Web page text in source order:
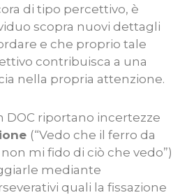
di tipo percettivo, è
scopra nuovi dettagli
e che proprio tale
contribuisca a una
nella propria attenzione.
DOC riportano incertezze
(“Vedo che il ferro da
mi fido di ciò che vedo”)
mediante
quali la fissazione